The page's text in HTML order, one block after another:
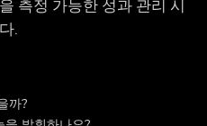
측정 가능한 성과 관리 시
.
까?